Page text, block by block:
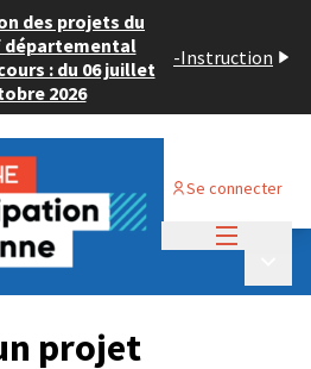
des projets du
: du 06 juillet
2026
-Instruction
Se connecter
2024
projet